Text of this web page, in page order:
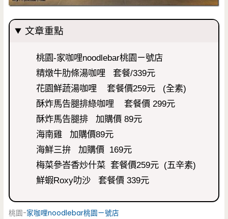
文章重點
桃園-家咖哩noodlebar桃園ㄧ號店
精燉牛肋條湯咖哩 套餐/339元
花園鮮蔬湯咖哩 套餐價259元 (全素)
酥炸馬告腿排綠咖哩 套餐價 299元
酥炸馬告腿排 加購價 89元
海南雞 加購價89元
海鮮三拚 加購價 169元
梅菜參峇香炒什菜 套餐價259元 (五辛素)
鮮蝦Roxy叻沙 套餐價 339元
桃園-家咖哩noodlebar桃園ㄧ號店